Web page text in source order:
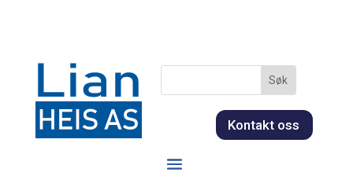
Kontakt oss